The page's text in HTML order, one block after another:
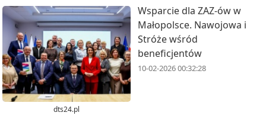
dts24.pl
Wsparcie dla ZAZ-ów w
Małopolsce. Nawojowa i
Stróże wśród
beneficjentów
10-02-2026 00:32:28